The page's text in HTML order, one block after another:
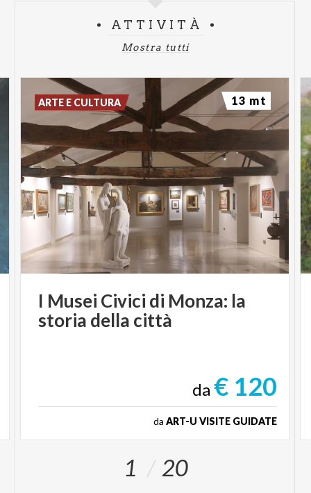
ATTIVITÀ
Mostra tutti
I Musei Civici di Monza: la
storia della città
da € 120
da ART-U VISITE GUIDATE
ARTE E CULTURA 13 mt
1 20